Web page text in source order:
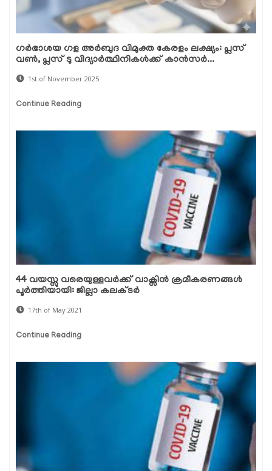
ഗർഭാശയ ഗള അർബുദ വിമുക്ത കേരളം ലക്ഷ്യം: പ്ലസ്
വൺ, പ്ലസ് ടു വിദ്യാർത്ഥിനികൾക്ക് കാൻസർ...
1st of November 2025
Continue Reading
44 വയസ്സു വരെയുള്ളവര്‍ക്ക് വാക്സിന്‍ ക്രമീകരണങ്ങള്‍
പൂര്‍ത്തിയായി: ജില്ലാ കലക്ടര്‍
17th of May 2021
Continue Reading